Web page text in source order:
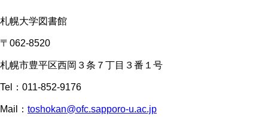
札幌大学図書館
〒062-8520
札幌市豊平区西岡３条７丁目３番１号
Tel：011-852-9176
Mail： toshokan@ofc.sapporo-u.ac.jp